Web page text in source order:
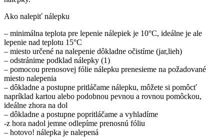
Ako nalepiť nálepku
– minimálna teplota pre lepenie nálepiek je 10°C, ideálne je ale
lepenie nad teplotu 15°C
– miesto určené na nalepenie dôkladne očistíme (jar,lieh)
– odstránime podklad nálepky (1)
– pomocou prenosovej fólie nálepku prenesieme na požadované
miesto nalepenia
– dôkladne a postupne pritláčame nálepku, môžete si pomôcť
napríklad kartou alebo podobnou pevnou a rovnou pomôckou,
ideálne zhora na dol
– dôkladne a postupne popritláčame a vyhladíme
-z hora nadol jemne odlepíme prenosnú fóliu
– hotovo! nálepka je nalepená